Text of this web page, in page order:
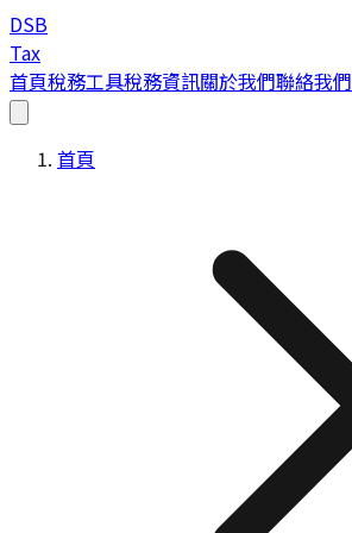
DSB
Tax
首頁稅務工具稅務資訊關於我們聯絡我們
首頁